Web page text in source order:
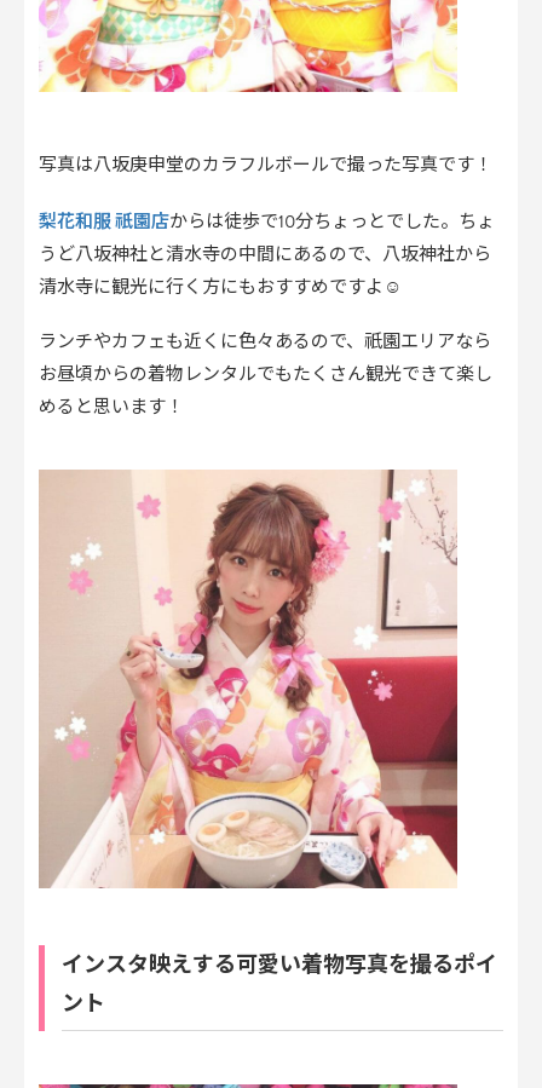
写真は八坂庚申堂のカラフルボールで撮った写真です！
梨花和服 祇園店からは徒歩で10分ちょっとでした。ちょ
うど八坂神社と清水寺の中間にあるので、八坂神社から
清水寺に観光に行く方にもおすすめですよ☺︎
ランチやカフェも近くに色々あるので、祇園エリアなら
お昼頃からの着物レンタルでもたくさん観光できて楽し
めると思います！
インスタ映えする可愛い着物写真を撮るポイ
ント